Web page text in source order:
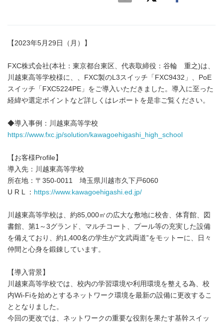
【2023年5月29日（月）】
FXC株式会社(本社：東京都台東区、代表取締役：谷輪 重之)は、
川越東高等学校様に、、FXC製のL3スイッチ「FXC9432」、PoE
スイッチ「FXC5224PE」をご導入いただきました。導入に至った
経緯や選定ポイントなど詳しくはレポートを是非ご覧ください。
◆導入事例：川越東高等学校
https://www.fxc.jp/solution/kawagoehigashi_high_school
【お客様Profile】
導入先：川越東高等学校
所在地：〒350-0011 埼玉県川越市久下戸6060
U R L ： https://www.kawagoehigashi.ed.jp/
川越東高等学校は、約85,000㎡の広大な敷地に校舎、体育館、図
書館、第1～3グランド、マルチコート、プール等の充実した設備
を備えており、約1,400名の学生が“文武両道”をモットーに、日々
仲間と心身を鍛錬しています。
【導入背景】
川越東高等学校では、校内の学習環境や利用環境を整える為、校
内Wi-Fiを始めとするネットワーク環境を最新の設備に更改するこ
ととなりました。
今回の更改では、ネットワークの重要な役割を果たす基幹スイッ